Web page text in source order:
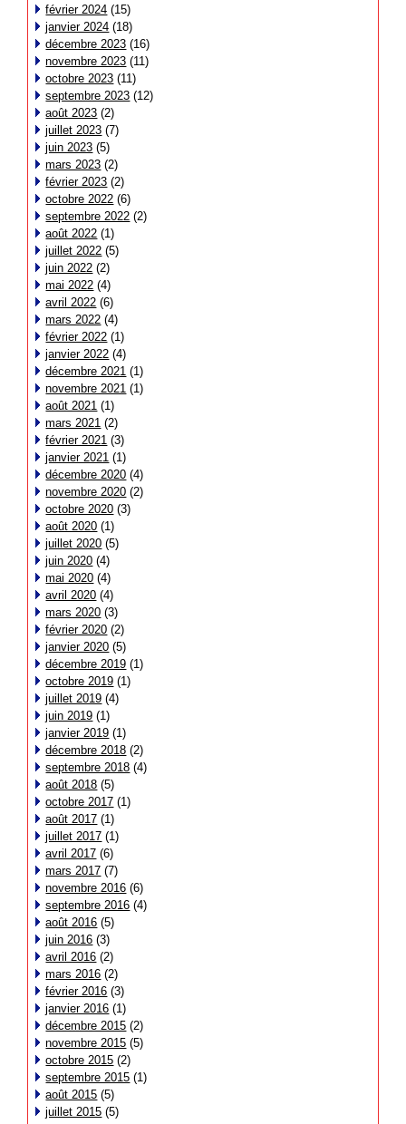
février 2024 (15)
janvier 2024 (18)
décembre 2023 (16)
novembre 2023 (11)
octobre 2023 (11)
septembre 2023 (12)
août 2023 (2)
juillet 2023 (7)
juin 2023 (5)
mars 2023 (2)
février 2023 (2)
octobre 2022 (6)
septembre 2022 (2)
août 2022 (1)
juillet 2022 (5)
juin 2022 (2)
mai 2022 (4)
avril 2022 (6)
mars 2022 (4)
février 2022 (1)
janvier 2022 (4)
décembre 2021 (1)
novembre 2021 (1)
août 2021 (1)
mars 2021 (2)
février 2021 (3)
janvier 2021 (1)
décembre 2020 (4)
novembre 2020 (2)
octobre 2020 (3)
août 2020 (1)
juillet 2020 (5)
juin 2020 (4)
mai 2020 (4)
avril 2020 (4)
mars 2020 (3)
février 2020 (2)
janvier 2020 (5)
décembre 2019 (1)
octobre 2019 (1)
juillet 2019 (4)
juin 2019 (1)
janvier 2019 (1)
décembre 2018 (2)
septembre 2018 (4)
août 2018 (5)
octobre 2017 (1)
août 2017 (1)
juillet 2017 (1)
avril 2017 (6)
mars 2017 (7)
novembre 2016 (6)
septembre 2016 (4)
août 2016 (5)
juin 2016 (3)
avril 2016 (2)
mars 2016 (2)
février 2016 (3)
janvier 2016 (1)
décembre 2015 (2)
novembre 2015 (5)
octobre 2015 (2)
septembre 2015 (1)
août 2015 (5)
juillet 2015 (5)